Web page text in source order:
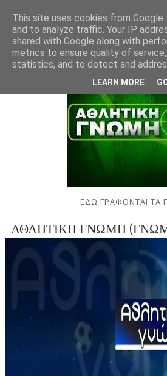
ΕΔΩ ΓΡΑΦΟΝΤΑΙ ΤΑ
ΑΘΛΗΤΙΚΗ ΓΝΩΜΗ
This site uses cookies from
and to analyze traffic. Your IP
shared with Google along with
metrics to ensure quality of
statistics, and to detect and
LEARN MORE